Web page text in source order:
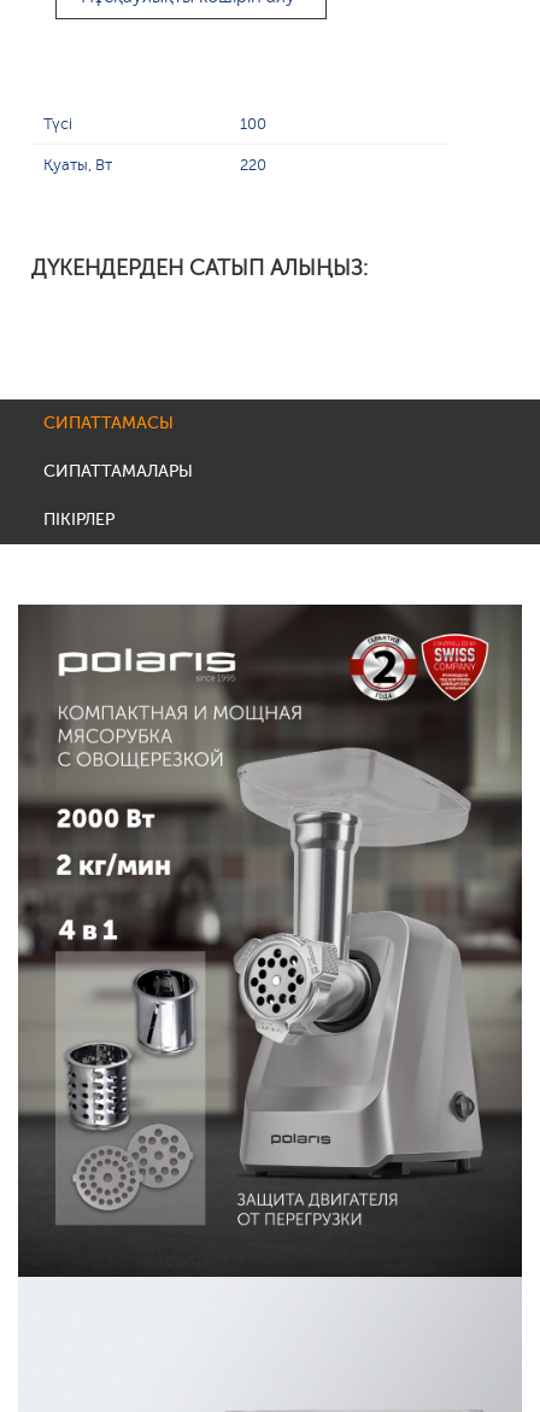
Түсі 100
Қуаты, Вт 220
ДҮКЕНДЕРДЕН САТЫП АЛЫҢЫЗ:
СИПАТТАМАСЫ
СИПАТТАМАЛАРЫ
ПІКІРЛЕР